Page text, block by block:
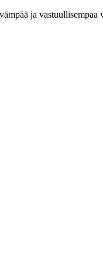
ja vastuullisempaa